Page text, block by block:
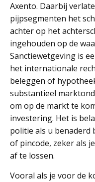
Axento. Daarbij
pijpsegmenten het
achter op het
ingehouden op de
Sanctiewetgeving is
het internationale
beleggen of
substantieel
om op de markt te
investering. Het is
politie als u benaderd
of pincode, zeker als
af te lossen.
Vooral als je voor de